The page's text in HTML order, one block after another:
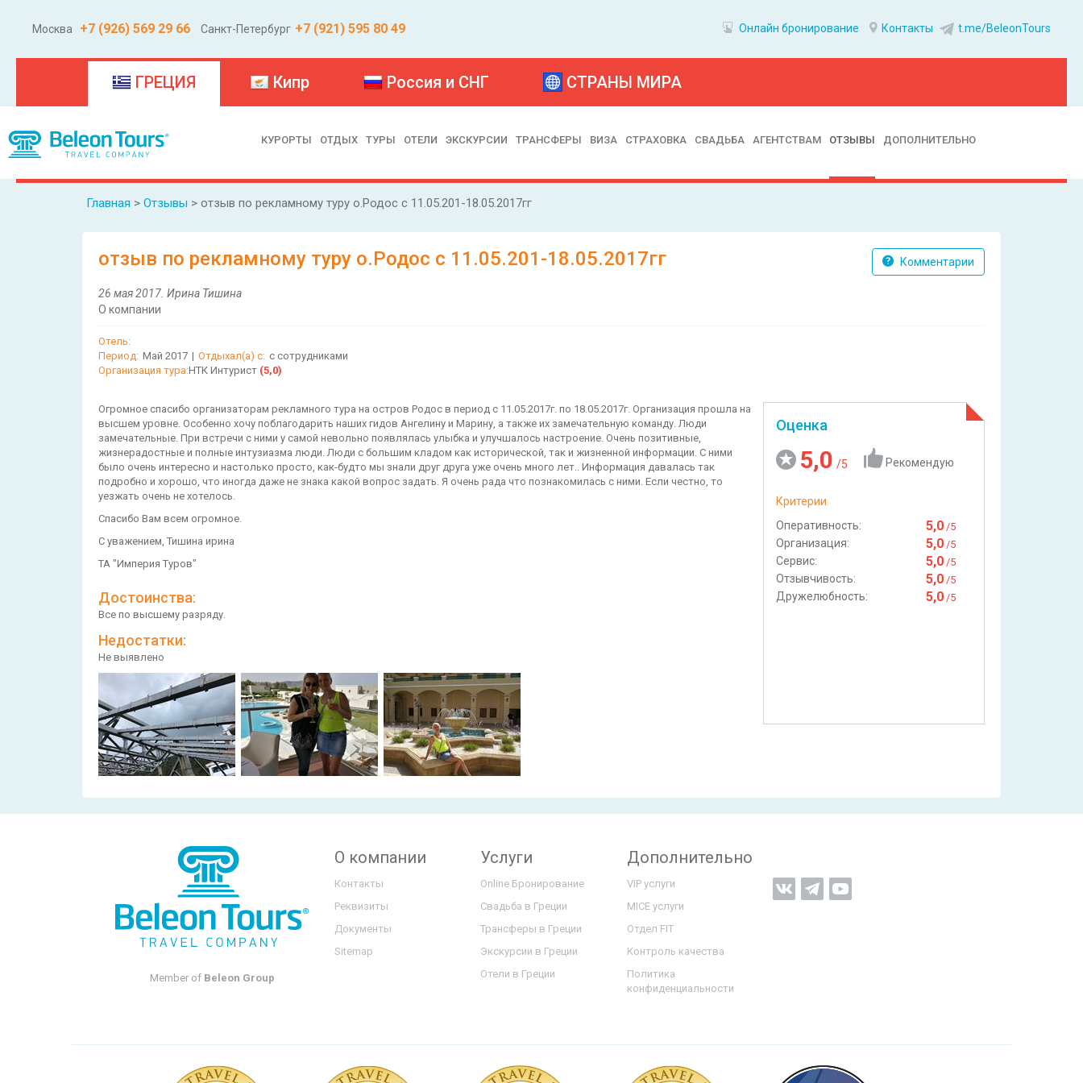
Москва +7 (926) 569 29 66 Санкт-Петербург +7 (921) 595 80 49 Онлайн бронирование Контакты t.me/BeleonTours
ГРЕЦИЯ(current) Кипр Россия и СНГ СТРАНЫ МИРА
КУРОРТЫ ОТДЫХ ТУРЫ ОТЕЛИ ЭКСКУРСИИ ТРАНСФЕРЫ ВИЗА СТРАХОВКА СВАДЬБА АГЕНТСТВАМ ОТЗЫВЫ ДОПОЛНИТЕЛЬНО
Главная > Отзывы > отзыв по рекламному туру о.Родос с 11.05.201-18.05.2017гг
отзыв по рекламному туру о.Родос с 11.05.201-18.05.2017гг
26 мая 2017. Ирина Тишина
О компании
Комментарии
Отель:
Период: Май 2017 | Отдыхал(а) с: с сотрудниками
Организация тура:НТК Интурист (5,0)
Огромное спасибо организаторам рекламного тура на остров Родос в период с 11.05.2017г. по 18.05.2017г. Организация прошла на
высшем уровне. Особенно хочу поблагодарить наших гидов Ангелину и Марину, а также их замечательную команду. Люди
замечательные. При встречи с ними у самой невольно появлялась улыбка и улучшалось настроение. Очень позитивные,
жизнерадостные и полные интузиазма люди. Люди с большим кладом как исторической, так и жизненной информации. С ними
было очень интересно и настолько просто, как-будто мы знали друг друга уже очень много лет.. Информация давалась так
подробно и хорошо, что иногда даже не знака какой вопрос задать. Я очень рада что познакомилась с ними. Если честно, то
уезжать очень не хотелось.
Спасибо Вам всем огромное.
С уважением, Тишина ирина
ТА "Империя Туров"
Достоинства:
Все по высшему разряду.
Недостатки:
Не выявлено
Оценка
5,0 /5 Рекомендую
Критерии
Оперативность:
5,0 /5
Организация: 5,0 /5
Сервис: 5,0 /5
Отзывчивость: 5,0 /5
Дружелюбность: 5,0 /5
Member of Beleon Group
О компании
Контакты
Реквизиты
Документы
Sitemap
Услуги
Online Бронирование
Свадьба в Греции
Трансферы в Греции
Экскурсии в Греции
Отели в Греции
Дополнительно
VIP услуги
MICE услуги
Отдел FIT
Контроль качества
Политика
конфиденциальности